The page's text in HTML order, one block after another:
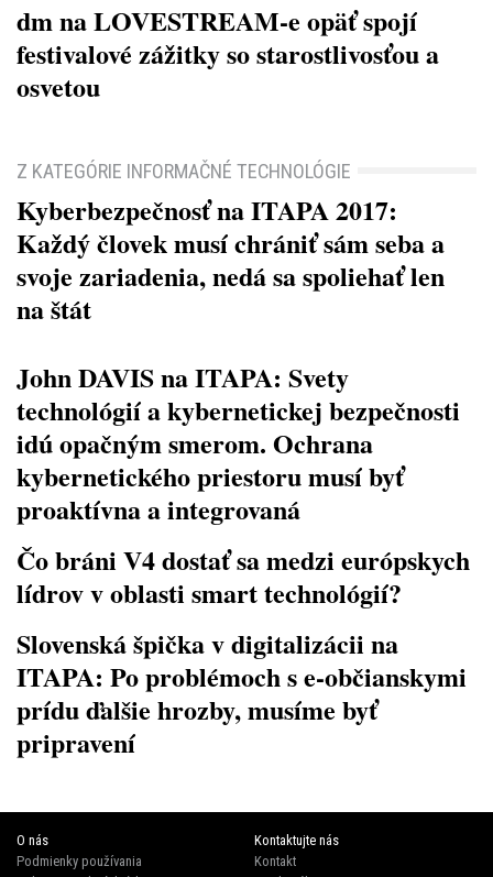
dm na LOVESTREAM-e opäť spojí
festivalové zážitky so starostlivosťou a
osvetou
Z KATEGÓRIE INFORMAČNÉ TECHNOLÓGIE
Kyberbezpečnosť na ITAPA 2017:
Každý človek musí chrániť sám seba a
svoje zariadenia, nedá sa spoliehať len
na štát
John DAVIS na ITAPA: Svety
technológií a kybernetickej bezpečnosti
idú opačným smerom. Ochrana
kybernetického priestoru musí byť
proaktívna a integrovaná
Čo bráni V4 dostať sa medzi európskych
lídrov v oblasti smart technológií?
Slovenská špička v digitalizácii na
ITAPA: Po problémoch s e-občianskymi
prídu ďalšie hrozby, musíme byť
pripravení
O nás
Podmienky používania
Kontaktujte nás
Kontakt